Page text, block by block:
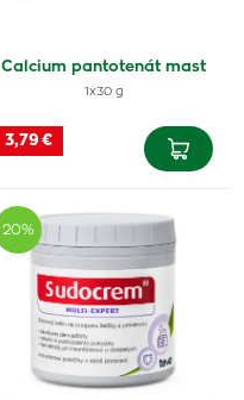
Calcium pantotenát mast
1x30 g
3,79 €
20%